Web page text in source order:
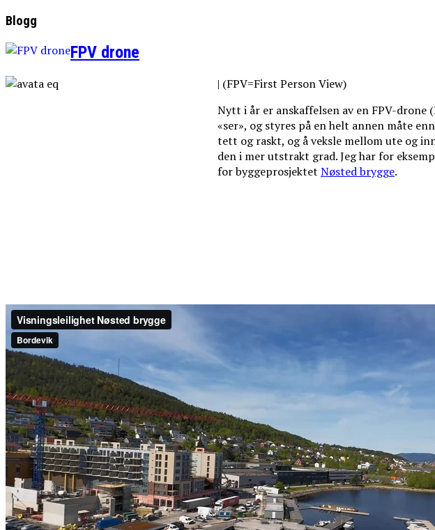
Blogg
FPV drone
| (FPV=First Person View)
Nytt i år er anskaffelsen av en FPV-drone
«ser», og styres på en helt annen måte
tett og raskt, og å veksle mellom ute og
den i mer utstrakt grad. Jeg har for
for byggeprosjektet Nøsted brygge.